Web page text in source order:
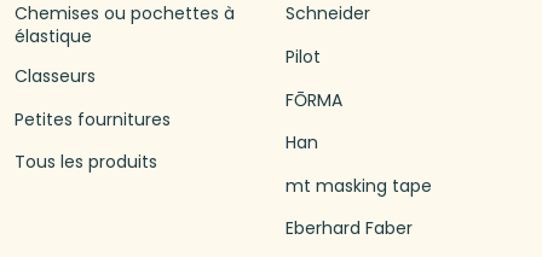
Chemises ou pochettes à
élastique
Classeurs
Petites fournitures
Tous les produits
Schneider
Pilot
FŌRMA
Han
mt masking tape
Eberhard Faber